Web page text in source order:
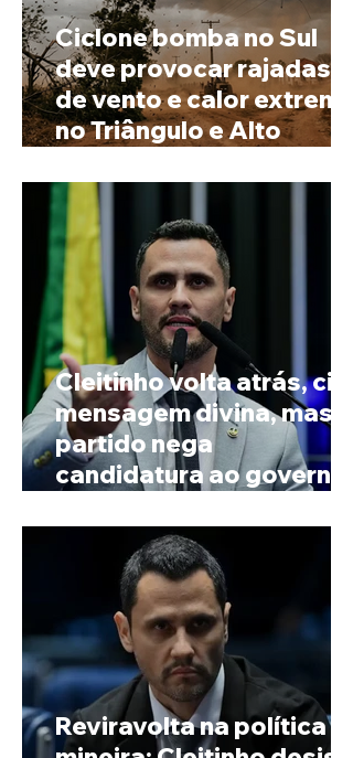
Ciclone bomba no Sul
deve provocar rajadas
de vento e calor extremo
no Triângulo e Alto
Cleitinho volta atrás, cita
mensagem divina, mas
partido nega
candidatura ao governo
Reviravolta na política